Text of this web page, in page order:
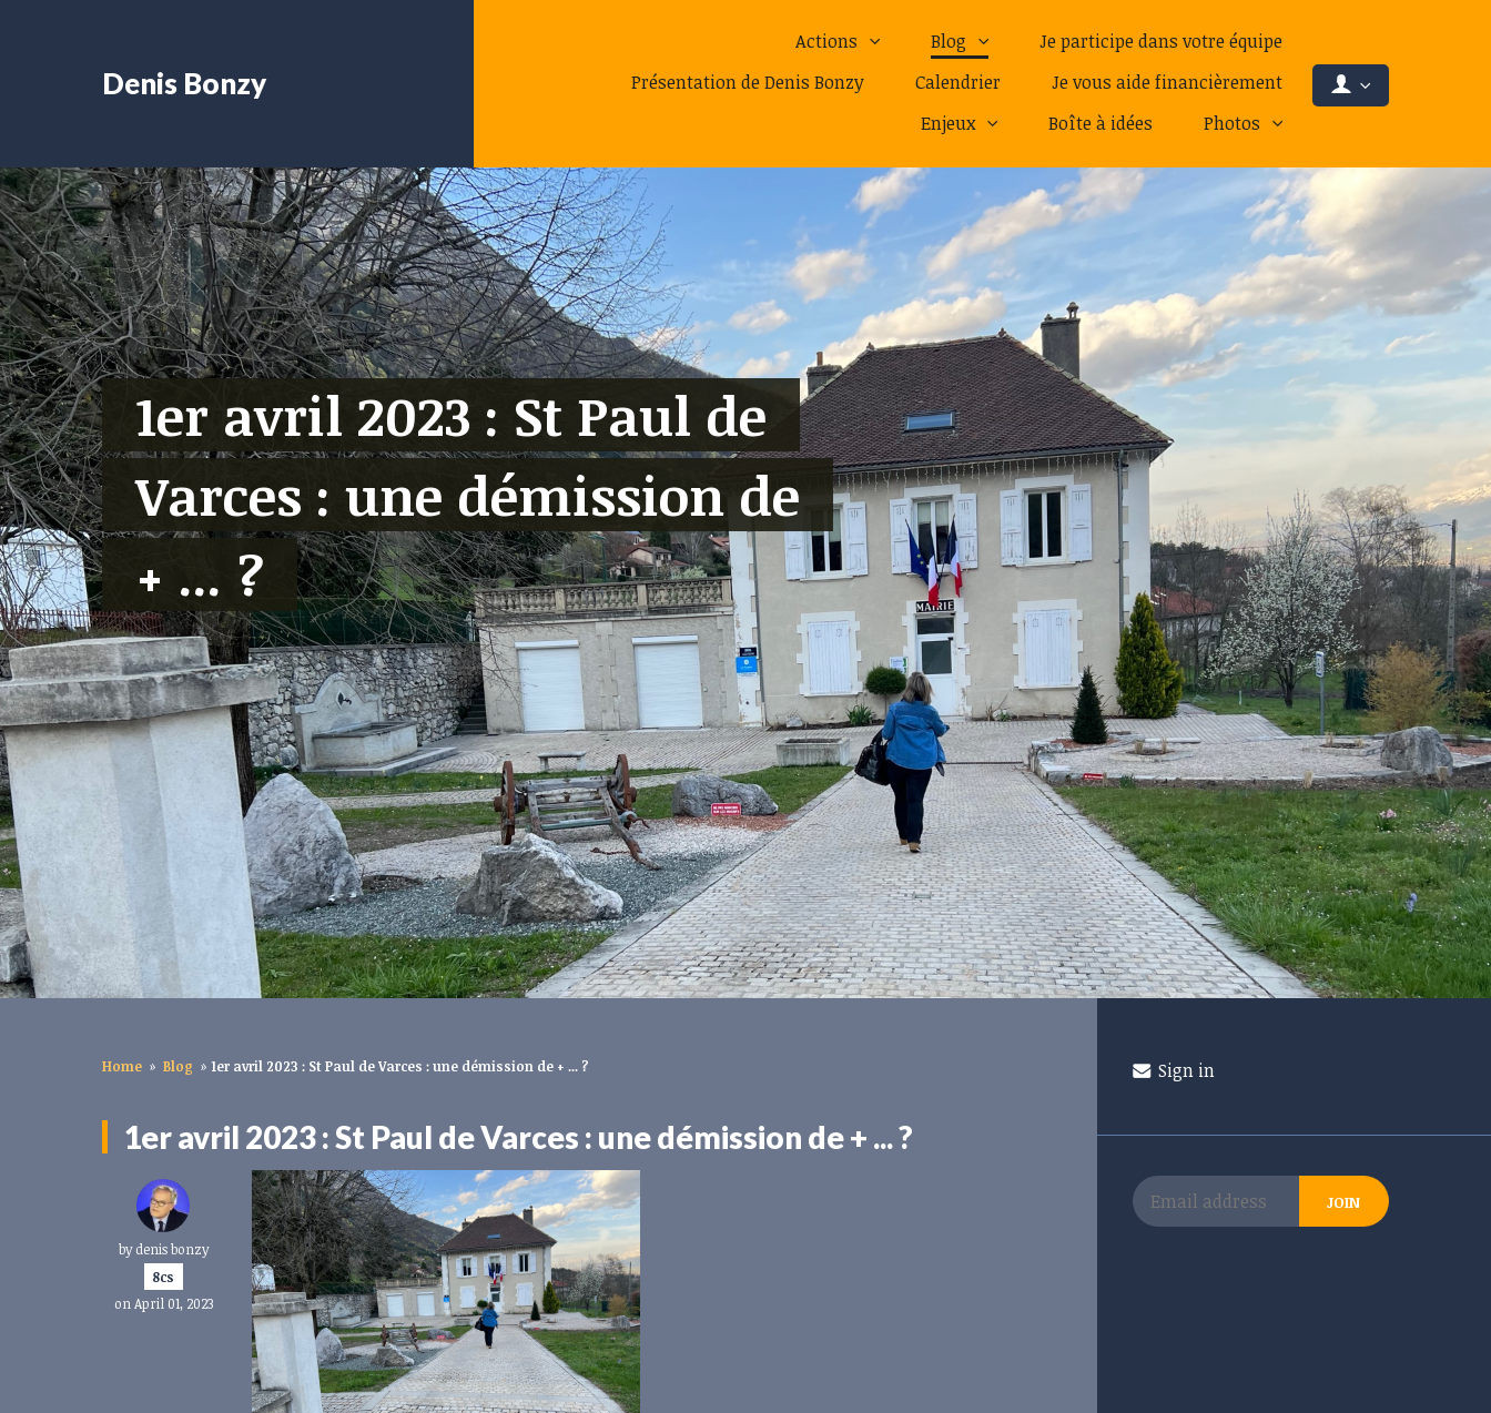
Actions Blog
Je participe dans votre équipe
Présentation de Denis Bonzy
Calendrier
Je vous aide financièrement
Enjeux
Boîte à idées Photos
Denis Bonzy
1er avril 2023 : St Paul de
Varces : une démission de
+ ... ?
Home » Blog » 1er avril 2023 : St Paul de Varces : une démission de + ... ?
1er avril 2023 : St Paul de Varces : une démission de + ... ?
bydenis bonzy
8cs
on April 01, 2023
Sign in